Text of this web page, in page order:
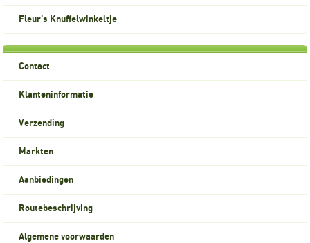
Fleur's Knuffelwinkeltje
Contact
Klanteninformatie
Verzending
Markten
Aanbiedingen
Routebeschrijving
Algemene voorwaarden